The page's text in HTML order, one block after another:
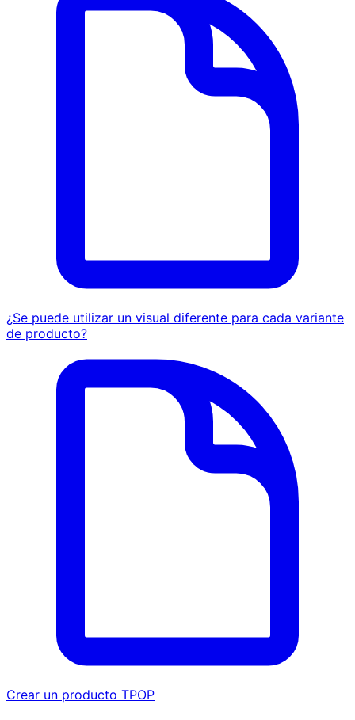
¿Se puede utilizar un visual diferente para cada variante
de producto?
Crear un producto TPOP